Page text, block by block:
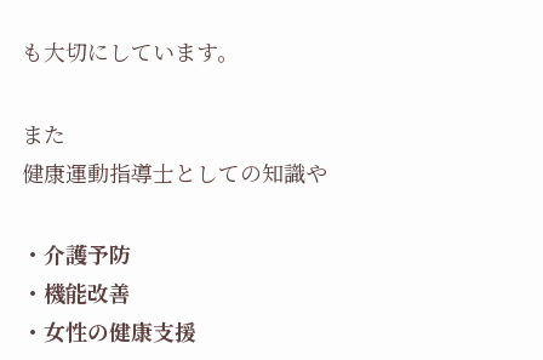
も大切にしています。
また
健康運動指導士としての知識や
・介護予防
・機能改善
・女性の健康支援